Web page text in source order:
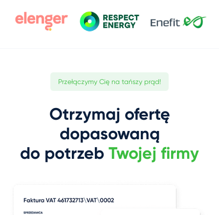
Przełączymy Cię na tańszy prąd!
Otrzymaj ofertę
dopasowaną
do potrzeb Twojej firmy